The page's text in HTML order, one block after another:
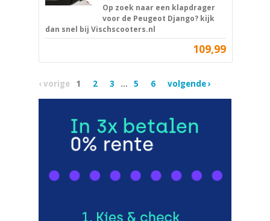
Op zoek naar een klapdrager
voor de Peugeot Django? kijk
dan snel bij Vischscooters.nl
109,99
‹ vorige 1 2 3 ... 5 6 volgende ›